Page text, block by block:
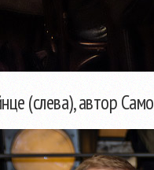
(слева), автор